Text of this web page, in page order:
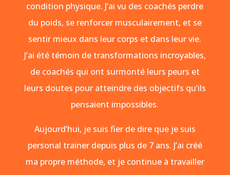
condition physique. J’ai vu des coachés perdre
du poids, se renforcer musculairement, et se
sentir mieux dans leur corps et dans leur vie.
J’ai été témoin de transformations incroyables,
de coachés qui ont surmonté leurs peurs et
leurs doutes pour atteindre des objectifs qu’ils
pensaient impossibles.
Aujourd’hui, je suis fier de dire que je suis
personal trainer depuis plus de 7 ans. J’ai créé
ma propre méthode, et je continue à travailler